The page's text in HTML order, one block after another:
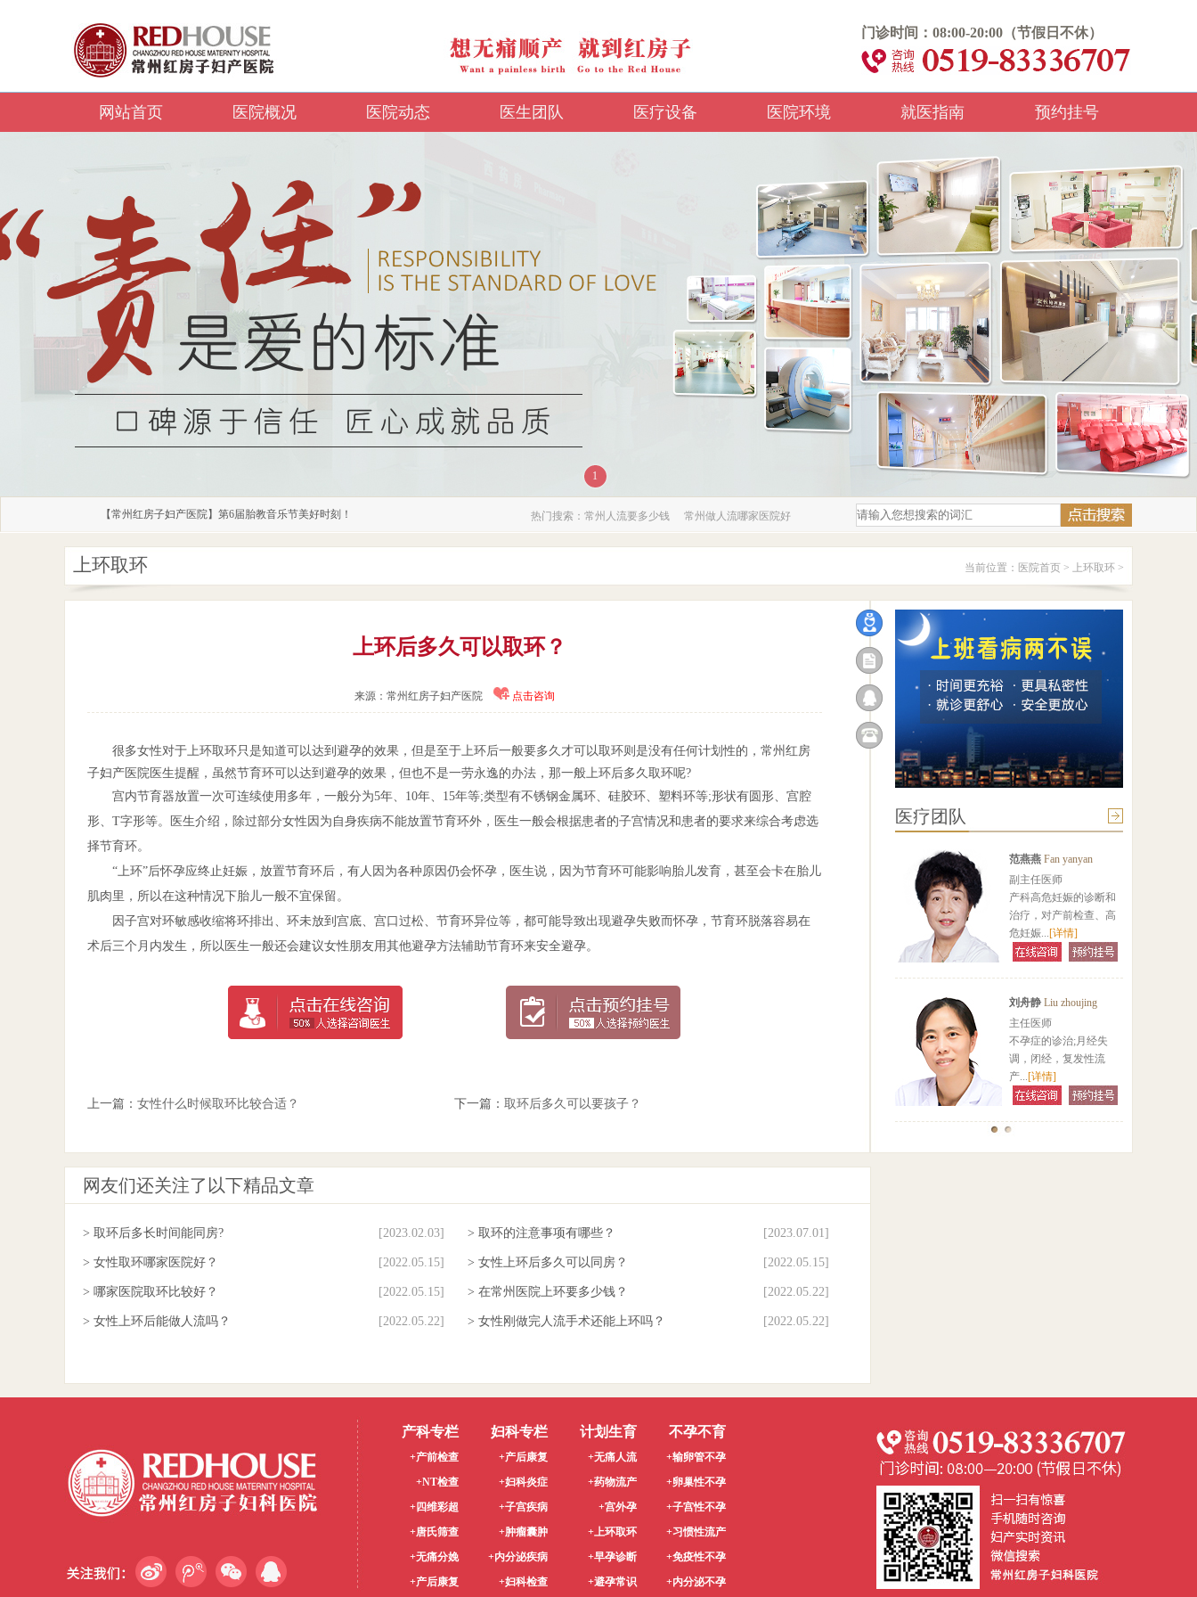
门诊时间：08:00-20:00（节假日不休）
网站首页 医院概况 医院动态 医生团队 医疗设备 医院环境 就医指南 预约挂号
1
常州红房子医院
【常州红房子妇产医院】第6届胎教音乐节美好时刻！
上海复旦大学附属妇产科医院教授将来我院亲诊
常州红房子医院-热烈欢迎上海知名妇科医师来我院坐诊
常州红房子医院-三孩生育政策要来了，你会生三胎吗?
常州红房子医院
聚心共行，拓耕新程丨我院召开2023年总结暨优秀员工表彰大会
热门搜索： 常州人流要多少钱 常州做人流哪家医院好
上环取环 当前位置： 医院首页 > 上环取环 >
上环后多久可以取环？
来源：常州红房子妇产医院 点击咨询
很多女性对于上环取环只是知道可以达到避孕的效果，但是至于上环后一般要多久才可以取环则是没有任何计划性的，常州红房
子妇产医院医生提醒，虽然节育环可以达到避孕的效果，但也不是一劳永逸的办法，那一般上环后多久取环呢?
宫内节育器放置一次可连续使用多年，一般分为5年、10年、15年等;类型有不锈钢金属环、硅胶环、塑料环等;形状有圆形、宫腔
形、T字形等。医生介绍，除过部分女性因为自身疾病不能放置节育环外，医生一般会根据患者的子宫情况和患者的要求来综合考虑选
择节育环。
“上环”后怀孕应终止妊娠，放置节育环后，有人因为各种原因仍会怀孕，医生说，因为节育环可能影响胎儿发育，甚至会卡在胎儿
肌肉里，所以在这种情况下胎儿一般不宜保留。
因子宫对环敏感收缩将环排出、环未放到宫底、宫口过松、节育环异位等，都可能导致出现避孕失败而怀孕，节育环脱落容易在
术后三个月内发生，所以医生一般还会建议女性朋友用其他避孕方法辅助节育环来安全避孕。
上一篇： 女性什么时候取环比较合适？ 下一篇： 取环后多久可以要孩子？
医疗团队
范燕燕 Fan yanyan
副主任医师
产科高危妊娠的诊断和
治疗，对产前检查、高
危妊娠...[详情]
刘舟静 Liu zhoujing
主任医师
不孕症的诊治;月经失
调，闭经，复发性流
产...[详情]
网友们还关注了以下精品文章
> 取环后多长时间能同房? [2023.02.03] > 取环的注意事项有哪些？ [2023.07.01]
> 女性取环哪家医院好？ [2022.05.15] > 女性上环后多久可以同房？ [2022.05.15]
> 哪家医院取环比较好？ [2022.05.15] > 在常州医院上环要多少钱？ [2022.05.22]
> 女性上环后能做人流吗？ [2022.05.22] > 女性刚做完人流手术还能上环吗？ [2022.05.22]
产科专栏
+产前检查
+NT检查
+四维彩超
+唐氏筛查
+无痛分娩
+产后康复
妇科专栏
+产后康复
+妇科炎症
+子宫疾病
+肿瘤囊肿
+内分泌疾病
+妇科检查
计划生育
+无痛人流
+药物流产
+宫外孕
+上环取环
+早孕诊断
+避孕常识
不孕不育
+输卵管不孕
+卵巢性不孕
+子宫性不孕
+习惯性流产
+免疫性不孕
+内分泌不孕